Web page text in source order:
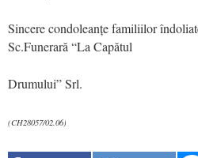
Sincere condoleanțe familiilor
Sc.Funerară “La Capătul
Drumului” Srl.
(CH28057/02.06)